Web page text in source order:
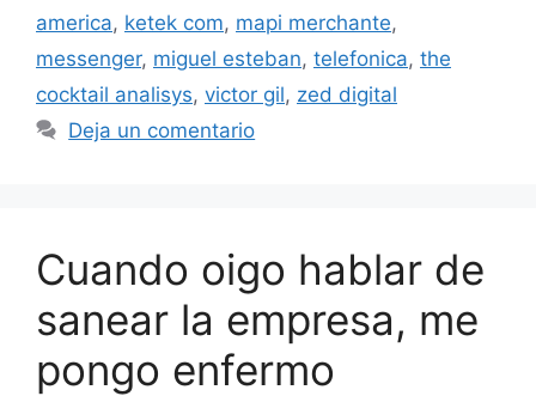
america, ketek com, mapi merchante,
messenger, miguel esteban, telefonica, the
cocktail analisys, victor gil, zed digital
Deja un comentario
Cuando oigo hablar de
sanear la empresa, me
pongo enfermo